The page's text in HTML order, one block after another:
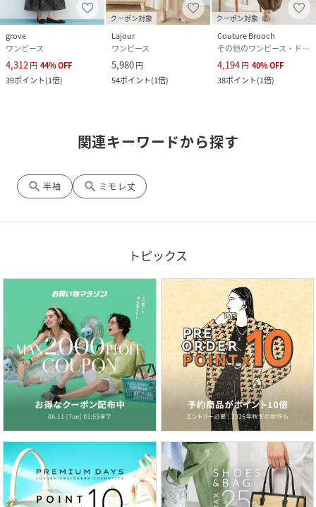
grove
ワンピース
4,312 円 44%OFF
39ポイント(1倍)
クーポン対象
Lajour
ワンピース
5,980円
54ポイント(1倍)
クーポン対象
Couture Brooch
その他のワンピース・ドレス
4,194円 40%OFF
38ポイント(1倍)
関連キーワードから探す
search 半袖 search ミモレ丈
トピックス